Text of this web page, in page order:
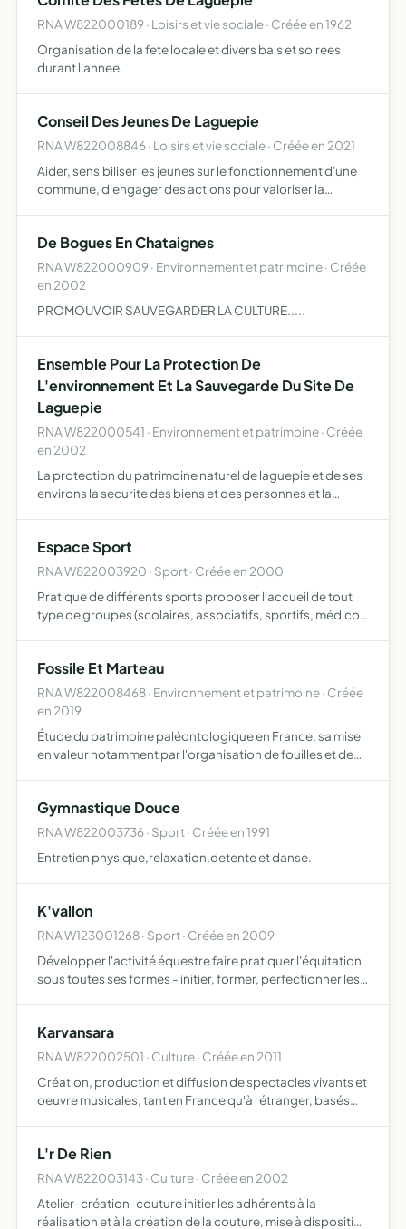
RNA W822000189 · Loisirs et vie sociale · Créée en 1962
Organisation de la fete locale et divers bals et soirees
durant l'annee.
Conseil Des Jeunes De Laguepie
RNA W822008846 · Loisirs et vie sociale · Créée en 2021
Aider, sensibiliser les jeunes sur le fonctionnement d'une
commune, d'engager des actions pour valoriser la
De Bogues En Chataignes
RNA W822000909 · Environnement et patrimoine · Créée
en 2002
PROMOUVOIR SAUVEGARDER LA CULTURE.....
Ensemble Pour La Protection De
L'environnement Et La Sauvegarde Du Site De
Laguepie
RNA W822000541 · Environnement et patrimoine · Créée
en 2002
La protection du patrimoine naturel de laguepie et de ses
environs la securite des biens et des personnes et la
Espace Sport
RNA W822003920 · Sport · Créée en 2000
Pratique de différents sports proposer l'accueil de tout
type de groupes (scolaires, associatifs, sportifs, médico-
Fossile Et Marteau
RNA W822008468 · Environnement et patrimoine · Créée
en 2019
Étude du patrimoine paléontologique en France, sa mise
en valeur notamment par l'organisation de fouilles et de
Gymnastique Douce
RNA W822003736 · Sport · Créée en 1991
Entretien physique,relaxation,detente et danse.
K'vallon
RNA W123001268 · Sport · Créée en 2009
Développer l'activité équestre faire pratiquer l'équitation
sous toutes ses formes - initier, former, perfectionner les
Karvansara
RNA W822002501 · Culture · Créée en 2011
Création, production et diffusion de spectacles vivants et
oeuvre musicales, tant en France qu'à l étranger, basés
L'r De Rien
RNA W822003143 · Culture · Créée en 2002
Atelier-création-couture initier les adhérents à la
réalisation et à la création de la couture, mise à disposition